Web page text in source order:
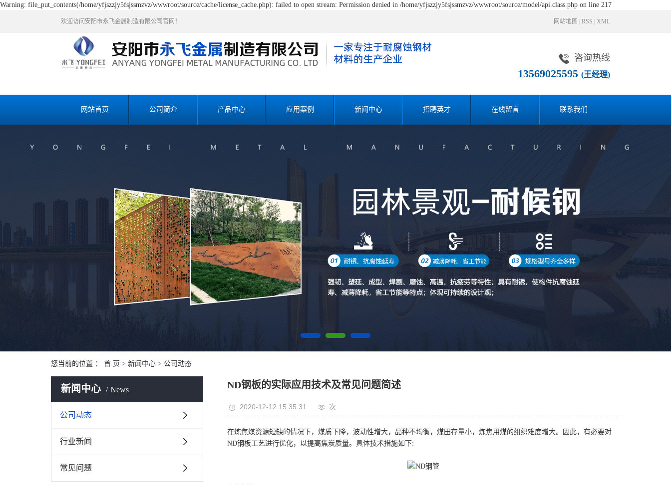
Warning: file_put_contents(/home/yfjszzjy5fsjssmzvz/wwwroot/source/cache/license_cache.php): failed to open stream: Permission denied in /home/yfjszzjy5fsjssmzvz/wwwroot/source/model/api.class.php on line 217
欢迎访问安阳市永飞金属制造有限公司官网！ 网站地图 RSS XML
咨询热线
13569025595 (王经理)
网站首页 公司简介 产品中心 应用案例 新闻中心 招聘英才 在线留言 联系我们
您当前的位置 ： 首 页 > 新闻中心 > 公司动态
新闻中心 News
公司动态
行业新闻
常见问题
ND钢板的实际应用技术及常见问题简述
2020-12-12 15:35:31 次
在炼焦煤资源短缺的情况下，煤质下降，波动性增大，品种不均衡，煤田存量小，炼焦用煤的组织难度增大。因此，有必要对
ND钢板工艺进行优化，以提高焦炭质量。具体技术措施如下: